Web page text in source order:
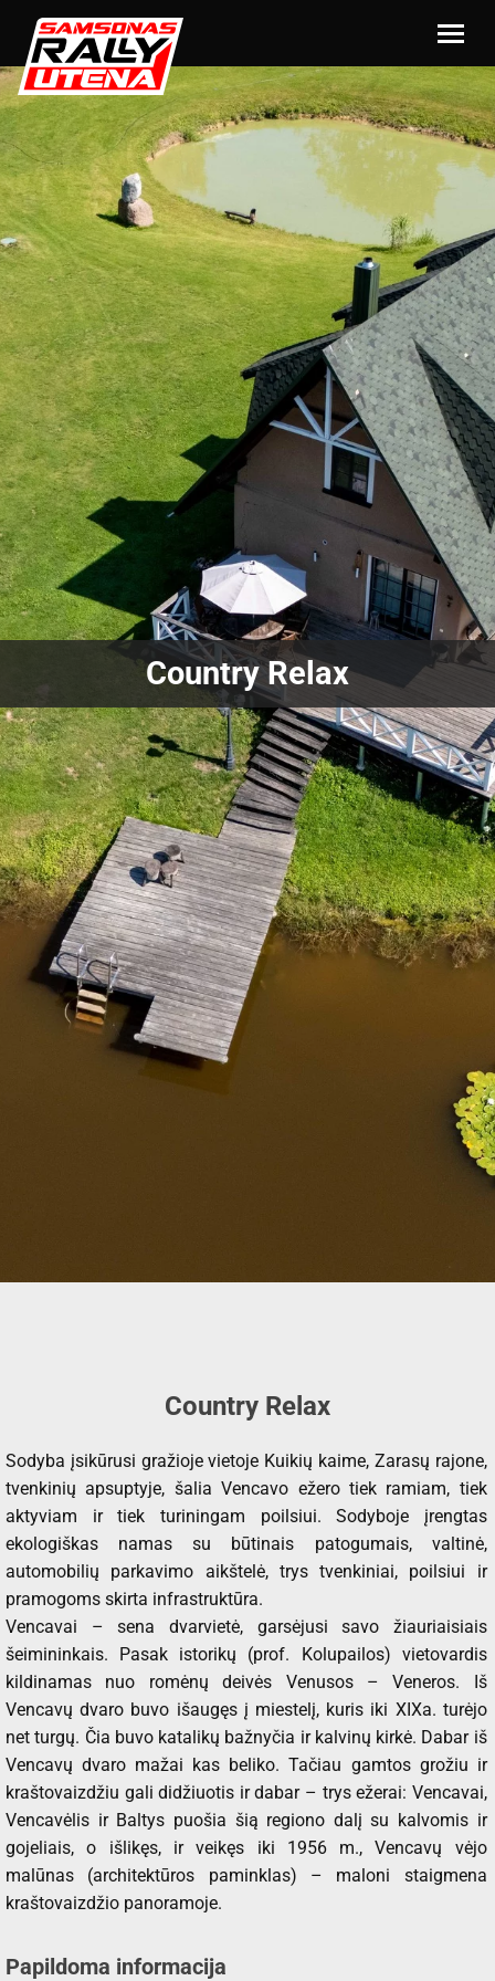
Country Relax
Country Relax
Sodyba įsikūrusi gražioje vietoje Kuikių kaime, Zarasų rajone,
tvenkinių apsuptyje, šalia Vencavo ežero tiek ramiam, tiek
aktyviam ir tiek turiningam poilsiui. Sodyboje įrengtas
ekologiškas namas su būtinais patogumais, valtinė,
automobilių parkavimo aikštelė, trys tvenkiniai, poilsiui ir
pramogoms skirta infrastruktūra.
Vencavai – sena dvarvietė, garsėjusi savo žiauriaisiais
šeimininkais. Pasak istorikų (prof. Kolupailos) vietovardis
kildinamas nuo romėnų deivės Venusos – Veneros. Iš
Vencavų dvaro buvo išaugęs į miestelį, kuris iki XIXa. turėjo
net turgų. Čia buvo katalikų bažnyčia ir kalvinų kirkė. Dabar iš
Vencavų dvaro mažai kas beliko. Tačiau gamtos grožiu ir
kraštovaizdžiu gali didžiuotis ir dabar – trys ežerai: Vencavai,
Vencavėlis ir Baltys puošia šią regiono dalį su kalvomis ir
gojeliais, o išlikęs, ir veikęs iki 1956 m., Vencavų vėjo
malūnas (architektūros paminklas) – maloni staigmena
kraštovaizdžio panoramoje.
Papildoma informacija